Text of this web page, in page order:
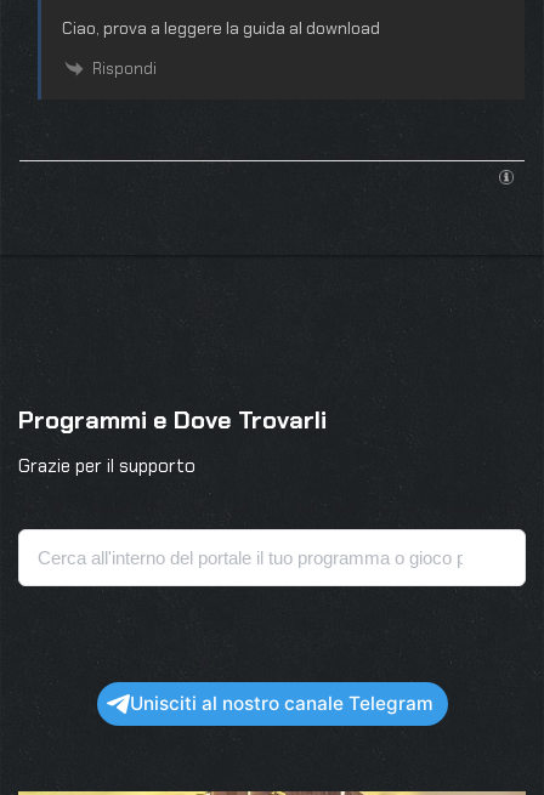
Ciao, prova a leggere la guida al download
Rispondi
Programmi e Dove Trovarli
Grazie per il supporto
Unisciti al nostro canale Telegram